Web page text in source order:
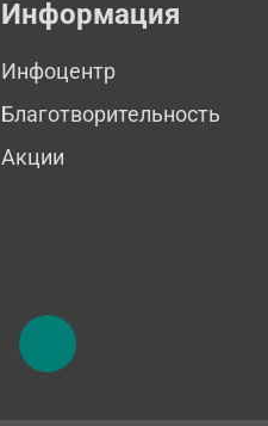
Информация
Инфоцентр
Благотворительность
Акции